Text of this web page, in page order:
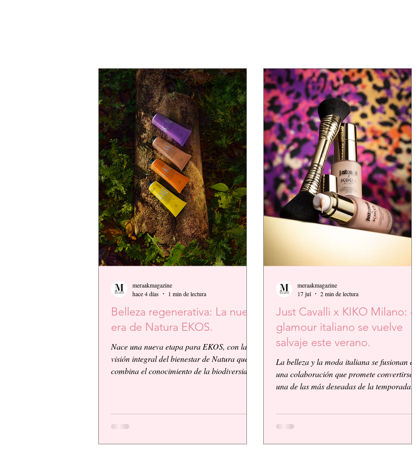
Belleza regenerativa: La nueva
era de Natura EKOS.
Nace una nueva etapa para EKOS, con la
visión integral del bienestar de Natura que
combina el conocimiento de la biodiversidad
una experiencia sensorial de calidad,
respondiendo a las exigencias de un
meraakmagazine
hace 4 días
1 min de lectura
Just Cavalli x KIKO Milano: el
glamour italiano se vuelve
salvaje este verano.
La belleza y la moda italiana se fusionan en
una colaboración que promete convertirse en
una de las más deseadas de la temporada.
colaboración global junto a la icónica casa
colección vibrante, audaz y llena de
meraakmagazine
17 jul
2 min de lectura